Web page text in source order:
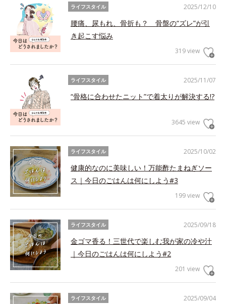
2025/12/10
ライフスタイル
腰痛、尿もれ、骨折も？ 骨盤の“ズレ”が引
き起こす悩み
319 view
2025/11/07
ライフスタイル
“骨格に合わせたニット”で着太りが解決する!?
3645 view
2025/10/02
ライフスタイル
健康的なのに美味しい！万能酢たまねぎソー
ス｜今日のごはんは何にしよう#3
199 view
2025/09/18
ライフスタイル
金ゴマ香る！三世代で楽しむ我が家の冷や汁
｜今日のごはんは何にしよう#2
201 view
2025/09/04
ライフスタイル